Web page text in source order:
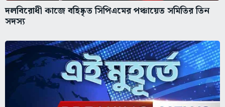
দলবিরোধী কাজে বহিষ্কৃত সিপিএমের পঞ্চায়েত সমিতির তিন
সদস্য